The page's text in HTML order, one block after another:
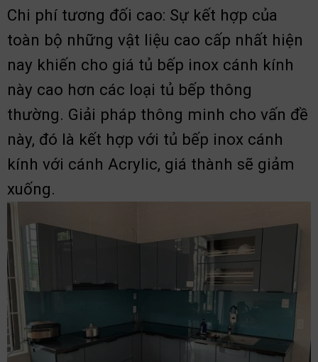
Chi phí tương đối cao: Sự kết hợp của
toàn bộ những vật liệu cao cấp nhất hiện
nay khiến cho giá tủ bếp inox cánh kính
này cao hơn các loại tủ bếp thông
thường. Giải pháp thông minh cho vấn đề
này, đó là kết hợp với tủ bếp inox cánh
kính với cánh Acrylic, giá thành sẽ giảm
xuống.